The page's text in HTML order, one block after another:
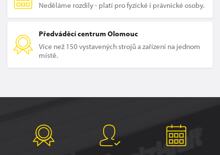
Neděláme rozdíly - platí pro fyzické i právnické osoby.
Předváděcí centrum Olomouc
Více než 150 vystavených strojů a zařízení na jednom
místě.